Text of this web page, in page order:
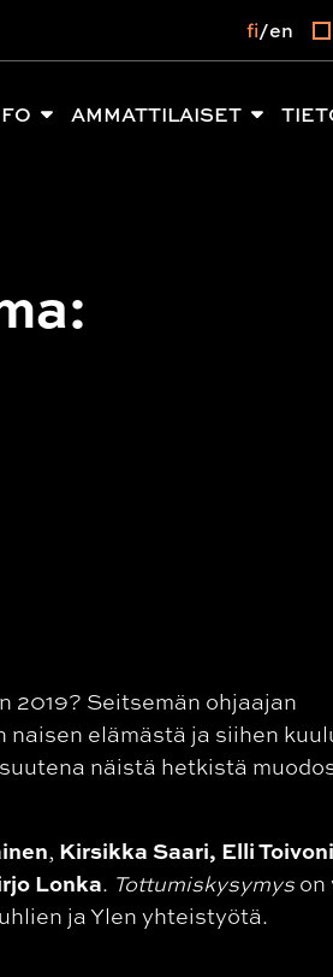
AMMATTILAISET
fi en
2019? Seitsemän ohjaajan
elämästä ja siihen
näistä hetkistä
, Kirsikka Saari, Elli
Lonka. Tottumiskysymys on
ja Ylen yhteistyötä.